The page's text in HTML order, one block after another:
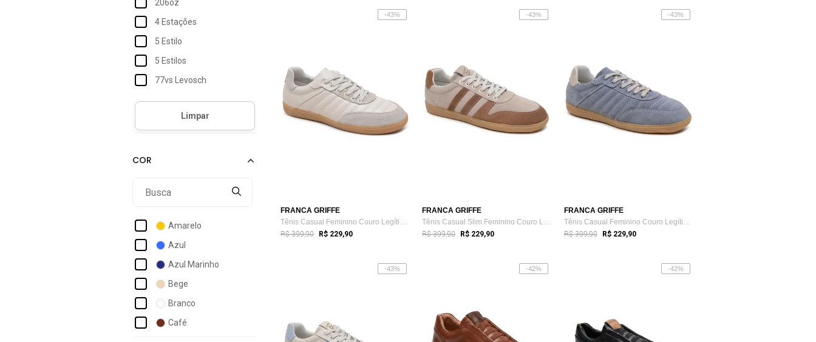
206oz
4 Estações
5 Estilo
5 Estilos
77vs Levosch
Accona
Acostamento
Activitta
Amarelo
Azul
Azul Marinho
Bege
Branco
Café
-43%
FRANCA GRIFFE
Tênis Casual Feminino Couro Legítimo Lan...
R$ 399,90 R$ 229,90
-43%
FRANCA GRIFFE
Tênis Casual Slim Feminino Couro Legítim...
R$ 399,90 R$ 229,90
-43%
FRANCA GRIFFE
Tênis Casual Feminino Couro Legítimo Lan...
R$ 399,90 R$ 229,90
-43% -42% -42%